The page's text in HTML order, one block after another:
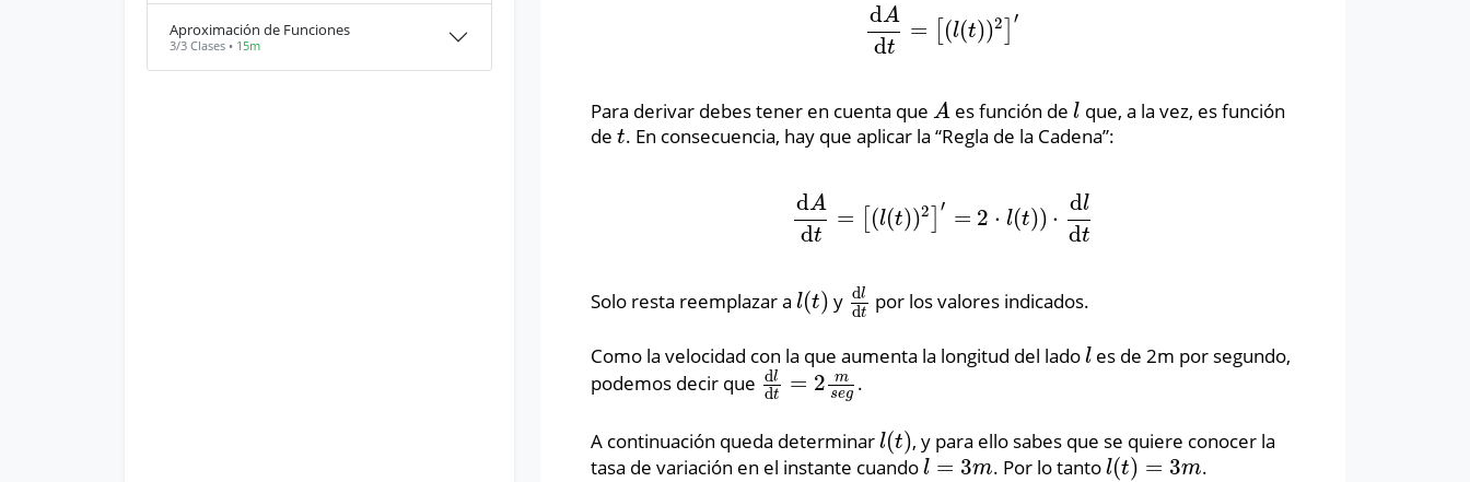
Aproximación de Funciones
3/3 Clases • 15m
dA
dt
= (l(t))2 ′
dA dt (l(t))2]′
Para derivar debes tener en cuenta que A
A es función del
l que, a la vez, es función
de t
t. En consecuencia, hay que aplicar la “Regla de la Cadena”:
dA
dt
= (l(t))2 ′ = 2 ⋅ l(t)) ⋅
dl
dt
dA dt=[(l(t)) 2] =2 ⋅l( t) )⋅dldt
Solo resta reemplazar a l(t)
l(t) y dl
dt
dld t
por los valores indicados.
Como la velocidad con la que aumenta la longitud del lado l
l es de 2m por segundo,
podemos decir que dl
dt = 2
m
seg
dld t=2 mseg.
A continuación queda determinar l(t)
l(t) , y para ello sabes que se quiere conocer la
tasa de variación en el instante cuando l = 3m
l=3m . Por lo tantol(t) = 3m
l(t)= 3m .